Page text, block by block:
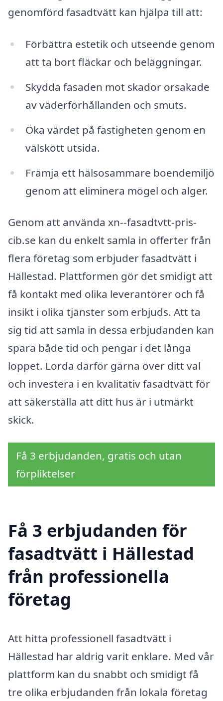
genomförd fasadtvätt kan hjälpa till att:
Förbättra estetik och utseende genom
att ta bort fläckar och beläggningar.
Skydda fasaden mot skador orsakade
av väderförhållanden och smuts.
Öka värdet på fastigheten genom en
välskött utsida.
Främja ett hälsosammare boendemiljö
genom att eliminera mögel och alger.
Genom att använda xn--fasadtvtt-pris-
cib.se kan du enkelt samla in offerter från
flera företag som erbjuder fasadtvätt i
Hällestad. Plattformen gör det smidigt att
få kontakt med olika leverantörer och få
insikt i olika tjänster som erbjuds. Att ta
sig tid att samla in dessa erbjudanden kan
spara både tid och pengar i det långa
loppet. Lorda därför gärna över ditt val
och investera i en kvalitativ fasadtvätt för
att säkerställa att ditt hus är i utmärkt
skick.
Få 3 erbjudanden, gratis och utan
förpliktelser
Få 3 erbjudanden för
fasadtvätt i Hällestad
från professionella
företag
Att hitta professionell fasadtvätt i
Hällestad har aldrig varit enklare. Med vår
plattform kan du snabbt och smidigt få
tre olika erbjudanden från lokala företag